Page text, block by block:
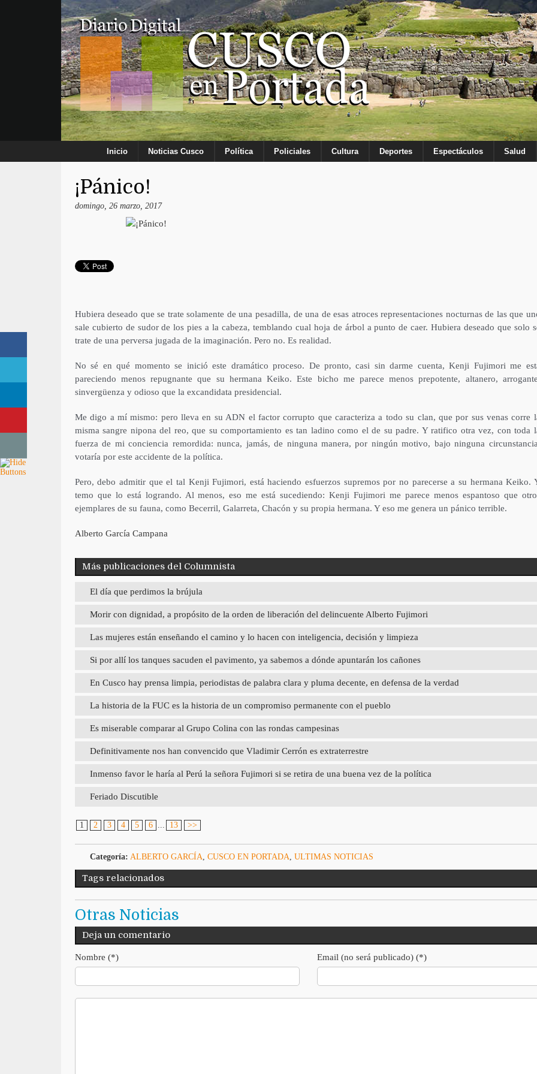
Inicio Noticias Cusco Política Policiales Cultura Deportes Espectáculos Salud
¡Pánico!
domingo, 26 marzo, 2017
Hubiera deseado que se trate solamente de una pesadilla, de una de esas atroces representaciones nocturnas de las que
sale cubierto de sudor de los pies a la cabeza, temblando cual hoja de árbol a punto de caer. Hubiera deseado que solo
trate de una perversa jugada de la imaginación. Pero no. Es realidad.
No sé en qué momento se inició este dramático proceso. De pronto, casi sin darme cuenta, Kenji Fujimori me
pareciendo menos repugnante que su hermana Keiko. Este bicho me parece menos prepotente, altanero,
sinvergüenza y odioso que la excandidata presidencial.
Me digo a mí mismo: pero lleva en su ADN el factor corrupto que caracteriza a todo su clan, que por sus venas corre
misma sangre nipona del reo, que su comportamiento es tan ladino como el de su padre. Y ratifico otra vez, con toda
fuerza de mi conciencia remordida: nunca, jamás, de ninguna manera, por ningún motivo, bajo ninguna
votaría por este accidente de la política.
Pero, debo admitir que el tal Kenji Fujimori, está haciendo esfuerzos supremos por no parecerse a su hermana Keiko.
temo que lo está logrando. Al menos, eso me está sucediendo: Kenji Fujimori me parece menos espantoso que
ejemplares de su fauna, como Becerril, Galarreta, Chacón y su propia hermana. Y eso me genera un pánico terrible.
Alberto García Campana
Más publicaciones del Columnista
El día que perdimos la brújula
Morir con dignidad, a propósito de la orden de liberación del delincuente Alberto Fujimori
Las mujeres están enseñando el camino y lo hacen con inteligencia, decisión y limpieza
Si por allí los tanques sacuden el pavimento, ya sabemos a dónde apuntarán los cañones
En Cusco hay prensa limpia, periodistas de palabra clara y pluma decente, en defensa de la verdad
La historia de la FUC es la historia de un compromiso permanente con el pueblo
Es miserable comparar al Grupo Colina con las rondas campesinas
Definitivamente nos han convencido que Vladimir Cerrón es extraterrestre
Inmenso favor le haría al Perú la señora Fujimori si se retira de una buena vez de la política
Feriado Discutible
1 2 3 4 5 6 13 >>
Categoría: ALBERTO GARCÍA CUSCO EN PORTADA ULTIMAS NOTICIAS
Tags relacionados
Otras Noticias
Deja un comentario
Nombre (*) Email (no será publicado) (*)